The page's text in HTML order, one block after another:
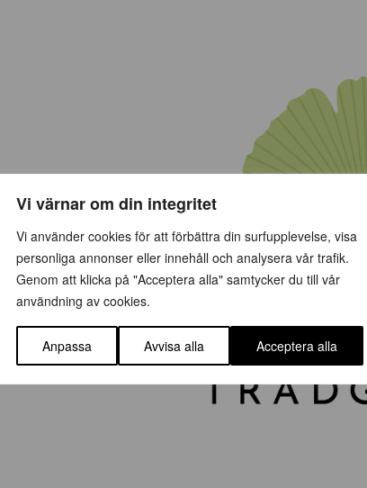
Vi värnar om din integritet
Vi använder cookies för att förbättra din surfupplevelse, visa
personliga annonser eller innehåll och analysera vår trafik.
Genom att klicka på "Acceptera alla" samtycker du till vår
användning av cookies.
Anpassa Avvisa alla Acceptera alla